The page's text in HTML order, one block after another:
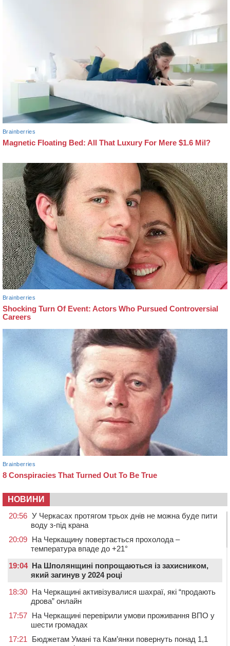
НОВИНИ
20:56 У Черкасах протягом трьох днів не можна буде пити
воду з-під крана
20:09 На Черкащину повертається прохолода –
температура впаде до +21°
19:04 На Шполянщині попрощаються із захисником,
який загинув у 2024 році
18:30 На Черкащині активізувалися шахраї, які “продають
дрова” онлайн
17:57 На Черкащині перевірили умови проживання ВПО у
шести громадах
17:21
Бюджетам Умані та Кам’янки повернуть понад 1,1